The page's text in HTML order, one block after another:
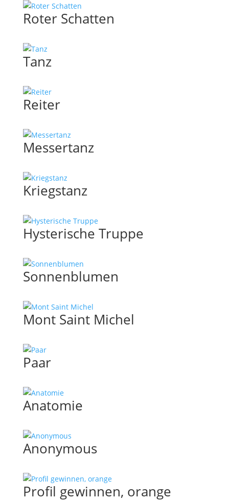
Roter Schatten
Tanz
Reiter
Messertanz
Kriegstanz
Hysterische Truppe
Sonnenblumen
Mont Saint Michel
Paar
Anatomie
Anonymous
Profil gewinnen, orange